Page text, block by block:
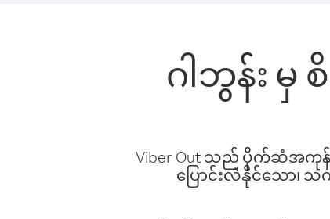
ဂါဘွန်း မှ
Viber Out သည် ပိုက်ဆံအကုန်
ပြောင်းလဲနိုင်သော၊